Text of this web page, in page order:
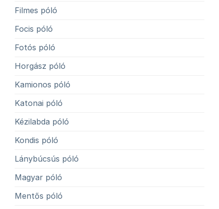
Filmes póló
Focis póló
Fotós póló
Horgász póló
Kamionos póló
Katonai póló
Kézilabda póló
Kondis póló
Lánybúcsús póló
Magyar póló
Mentős póló